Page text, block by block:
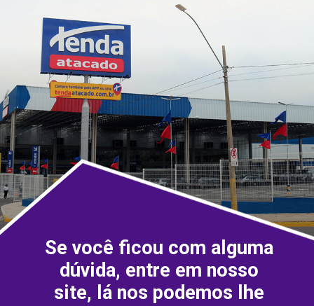
Se você ficou com alguma
dúvida, entre em nosso
site, lá nos podemos lhe